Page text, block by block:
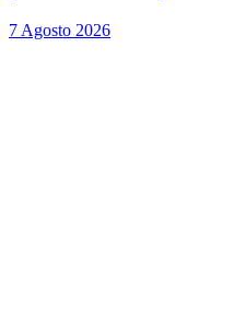
7 Agosto 2026